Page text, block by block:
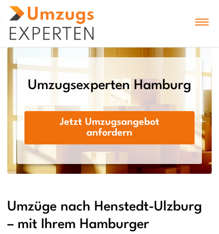
Umzugsexperten Hamburg
Jetzt Umzugsangebot
anfordern
Umzüge nach Henstedt-Ulzburg
– mit Ihrem Hamburger